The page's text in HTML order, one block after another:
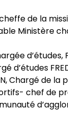
de la
Ministère
d’études
Chargé de la
chef de